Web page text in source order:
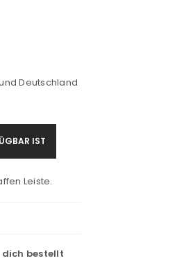
Deutschland
IST
Leiste.
bestellt